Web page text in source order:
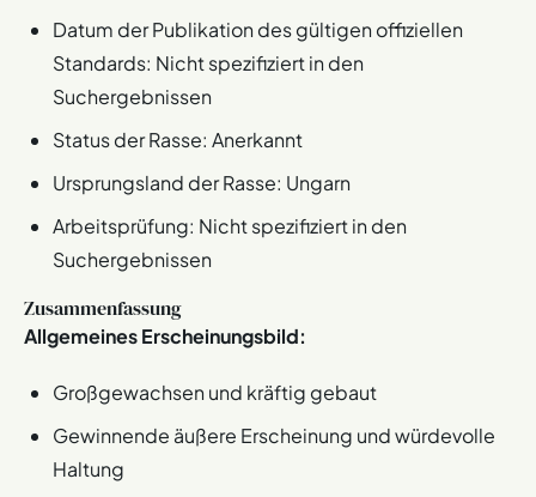
Datum der Publikation des gültigen offiziellen
Standards: Nicht spezifiziert in den
Suchergebnissen
Status der Rasse: Anerkannt
Ursprungsland der Rasse: Ungarn
Arbeitsprüfung: Nicht spezifiziert in den
Suchergebnissen
Zusammenfassung
Allgemeines Erscheinungsbild:
Großgewachsen und kräftig gebaut
Gewinnende äußere Erscheinung und würdevolle
Haltung